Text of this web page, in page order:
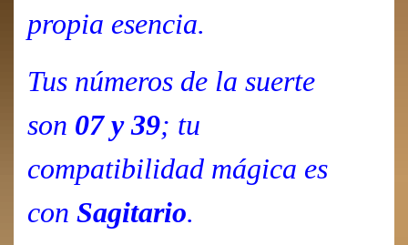
propia esencia.
Tus números de la suerte
son 07 y 39; tu
compatibilidad mágica es
con Sagitario.